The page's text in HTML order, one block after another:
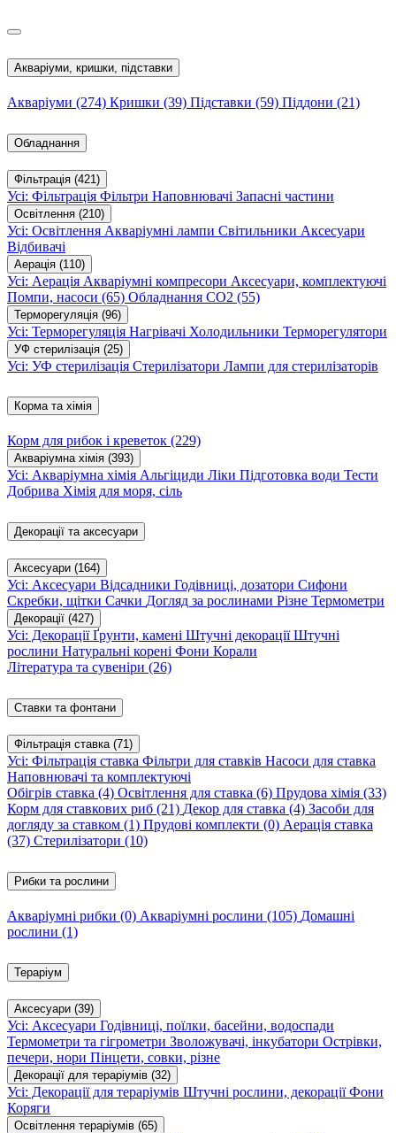
Акваріуми, кришки, підставки
Акваріуми (274) Кришки (39) Підставки (59) Піддони (21)
Обладнання
Фільтрація (421)
Усі: Фільтрація Фільтри Наповнювачі Запасні частини
Освітлення (210)
Усі: Освітлення Акваріумні лампи Світильники Аксесуари
Відбивачі
Аерація (110)
Усі: Аерація Акваріумні компресори Аксесуари, комплектуючі
Помпи, насоси (65) Обладнання CO2 (55)
Терморегуляція (96)
Усі: Терморегуляція Нагрівачі Холодильники Терморегулятори
УФ стерилізація (25)
Усі: УФ стерилізація Стерилізатори Лампи для стерилізаторів
Корма та хімія
Корм для рибок і креветок (229)
Акваріумна хімія (393)
Усі: Акваріумна хімія Альгіциди Ліки Підготовка води Тести
Добрива Хімія для моря, сіль
Декорації та аксесуари
Аксесуари (164)
Усі: Аксесуари Відсадники Годівниці, дозатори Сифони
Скребки, щітки Сачки Догляд за рослинами Різне Термометри
Декорації (427)
Усі: ДекораціїҐрунти, камені Штучні декораціїШтучні
рослини Натуральні корені Фони Корали
Література та сувеніри (26)
Ставки та фонтани
Фільтрація ставка (71)
Усі: Фільтрація ставка Фільтри для ставків Насоси для ставка
Наповнювачі та комплектуючі
Обігрів ставка (4) Освітлення для ставка (6) Прудова хімія (33)
Корм для ставкових риб (21) Декор для ставка (4) Засоби для
догляду за ставком (1) Прудові комплекти (0) Аерація ставка
(37) Стерилізатори (10)
Рибки та рослини
Акваріумні рибки (0) Акваріумні рослини (105) Домашні
рослини (1)
Тераріум
Аксесуари (39)
Усі: Аксесуари Годівниці, поїлки, басейни, водоспади
Термометри та гігрометри Зволожувачі, інкубатори Острівки,
печери, нори Пінцети, совки, різне
Декорації для тераріумів (32)
Усі: Декорації для тераріумів Штучні рослини, декораціїФони
Коряги
Освітлення тераріумів (65)